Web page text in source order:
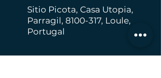
Sitio Picota, Casa Utopia,
Parragil, 8100-317, Loule,
Portugal